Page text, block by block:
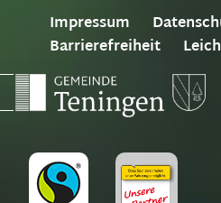
Impressum
Barrierefreiheit